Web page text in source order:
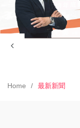
Home 最新新聞